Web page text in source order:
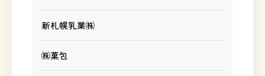
新札幌乳業㈱
㈱菓包